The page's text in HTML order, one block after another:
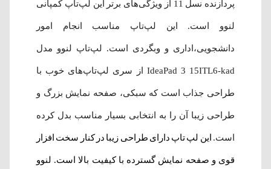
پردازنده نسل 11 از ویژگی‌های برتر این لپ‌تاپ کمپانی
لنوو است. این لپ‌تاپ مناسب انجام امور
دانشجویی،اداری و وبگردی است. لپ‌تاپ لنوو مدل
IdeaPad 3 15ITL6-kad از سری لپ‌تاپ‌های خوب با
طراحی جذاب است که سبکی، صفحه نمایش بزرگ و
طراحی زیبا آن را به انتخابی بسیار مناسب بدل کرده
است. این لپ تاپ دارای طراحی زیبا در کنار سخت افزار
قوی و صفحه نمایش گسترده با کیفیت بالا است. لنوو